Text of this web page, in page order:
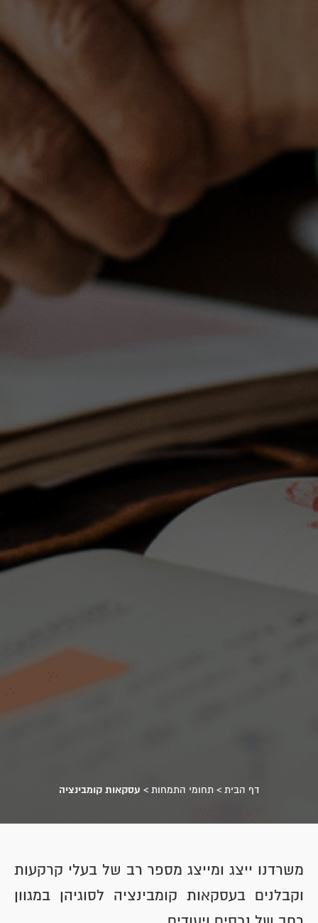
דף הבית > תחומי התמחות > עסקאות קומבינציה
משרדנו ייצג ומייצג מספר רב של בעלי קרקעות
וקבלנים בעסקאות קומבינציה לסוגיהן במגוון